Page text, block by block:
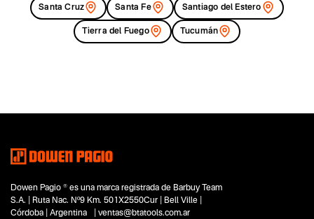
Santa Cruz Santa Fe Santiago del Estero
Tierra del Fuego Tucumán
Dowen Pagio ® es una marca registrada de Barbuy Team
S.A. | Ruta Nac. Nº9 Km. 501X2550Cur | Bell Ville |
Córdoba | Argentina | ventas@btatools.com.ar